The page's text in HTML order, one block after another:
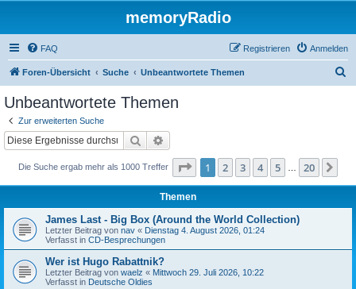
memoryRadio
FAQ Anmelden
Registrieren
Foren-Übersicht Suche Unbeantwortete Themen
Unbeantwortete Themen
Zur erweiterten Suche
Suche
Die Suche ergab mehr als 1000 Treffer Seite 1von 20
1 2 3 4 5 20
Themen
James Last - Big Box (Around the World Collection)
Letzter Beitrag von nav « Dienstag 4. August 2026, 01:24
Verfasst in CD-Besprechungen
Wer ist Hugo Rabattnik?
Letzter Beitrag von waelz « Mittwoch 29. Juli 2026, 10:22
Verfasst in Deutsche Oldies